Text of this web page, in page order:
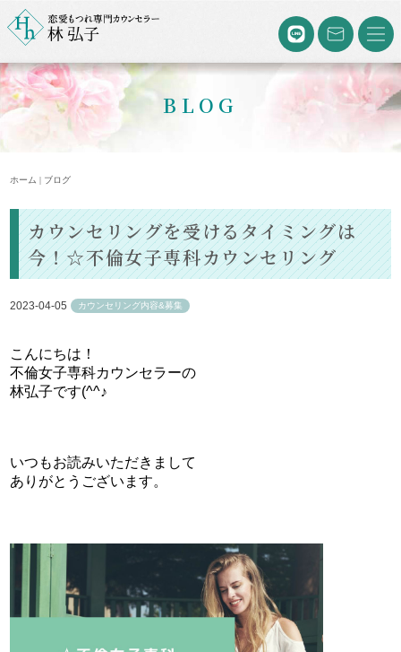
BLOG
ホーム | ブログ
カウンセリングを受けるタイミングは
今！☆不倫女子専科カウンセリング
2023-04-05 カウンセリング内容&募集
こんにちは！
不倫女子専科カウンセラーの
林弘子です(^^♪
いつもお読みいただきまして
ありがとうございます。